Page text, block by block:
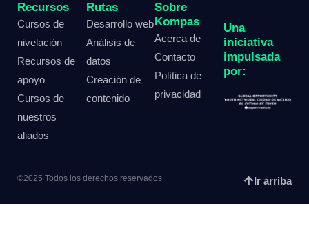
Recursos
Cursos de
nivelación
Recursos de
apoyo
Cursos de
nuestros
aliados
Rutas
Desarrollo web
Análisis de
datos
Creación de
contenido
Sobre
Kompas
Acerca de
Contacto
Política de
privacidad
Una
iniciativa
impulsada
por:
©2025 Todos los derechos reservados Ir arriba